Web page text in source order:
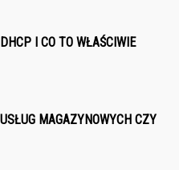
I CO TO WŁAŚCIWIE
MAGAZYNOWYCH CZY